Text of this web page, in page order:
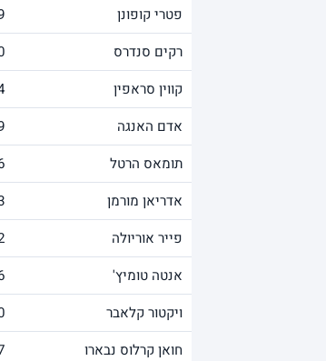
פטרי קופונן
רקים סנדרס
קווין סראפין
אדם האנגה
תומאס הרטל
אדריאן מורמן
פייר אוריולה
אנטה טומיץ'
ויקטור קלאבר
חואן קרלוס נבארו